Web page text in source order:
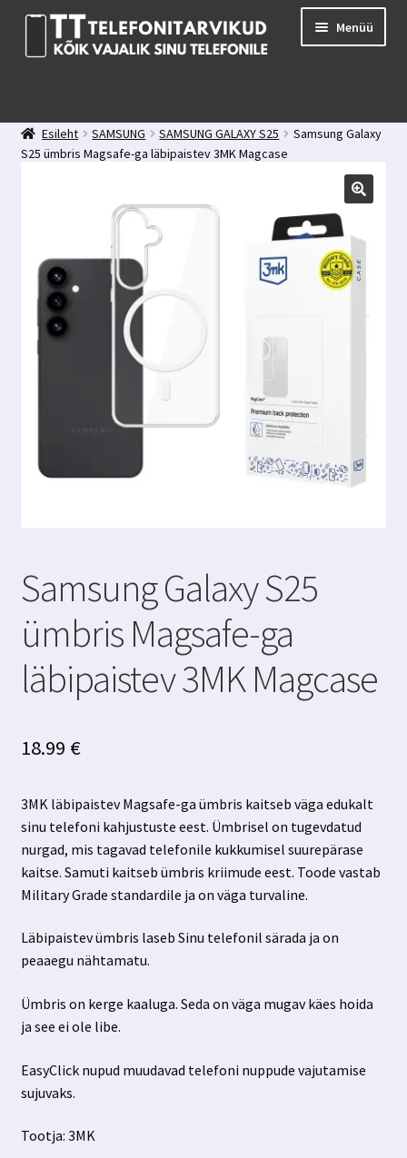
Liigu
navigeerimisele
Liigu
juurde
Menüü
Minu konto
Esileht SAMSUNG SAMSUNG GALAXY S25
Samsung Galaxy
S25 ümbris Magsafe-ga läbipaistev 3MK Magcase
Samsung Galaxy S25
ümbris Magsafe-ga
läbipaistev 3MK Magcase
18.99 €
3MK läbipaistev Magsafe-ga ümbris kaitseb väga edukalt
sinu telefoni kahjustuste eest. Ümbrisel on tugevdatud
nurgad, mis tagavad telefonile kukkumisel suurepärase
kaitse. Samuti kaitseb ümbris kriimude eest. Toode vastab
Military Grade standardile ja on väga turvaline.
Läbipaistev ümbris laseb Sinu telefonil särada ja on
peaaegu nähtamatu.
Ümbris on kerge kaaluga. Seda on väga mugav käes hoida
ja see ei ole libe.
EasyClick nupud muudavad telefoni nuppude vajutamise
sujuvaks.
Tootja: 3MK